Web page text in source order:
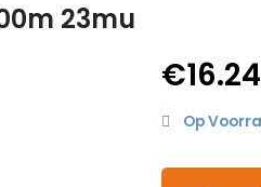
23mu
€16.24
Op